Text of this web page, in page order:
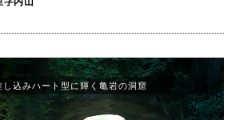
し込みハート型に輝く亀岩の洞窟